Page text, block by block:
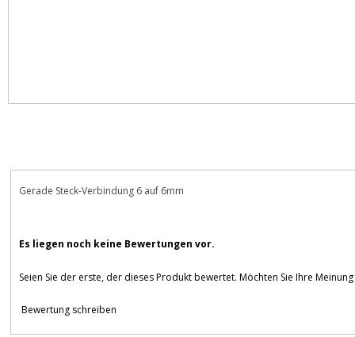
Gerade Steck-Verbindung 6 auf 6mm
Es liegen noch keine Bewertungen vor.
Seien Sie der erste, der dieses Produkt bewertet. Möchten Sie Ihre
Bewertung schreiben